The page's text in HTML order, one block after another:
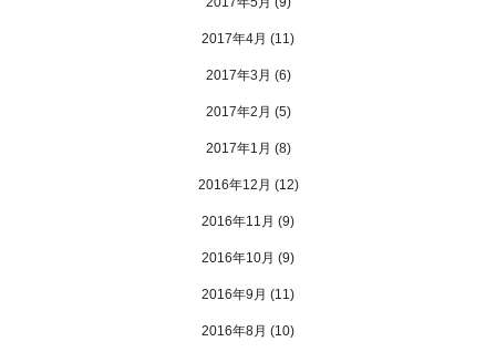
2017年4月 (11)
2017年3月 (6)
2017年2月 (5)
2017年1月 (8)
2016年12月 (12)
2016年11月 (9)
2016年10月 (9)
2016年9月 (11)
2016年8月 (10)